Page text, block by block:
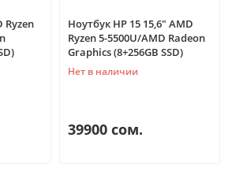
Ryzen
Ноутбук HP 15 15,6" AMD
Ryzen 5-5500U/AMD Radeon
Graphics (8+256GB SSD)
Нет в наличии
39900 сом.